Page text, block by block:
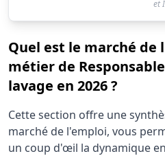
et
Quel est le marché de
métier de
lavage en 2026 ?
Statistiques recrutement
Indicateur
Demandeurs d'emploi (12
Cette section offre une
marché de l'emploi, vous
un coup d'œil la dynamique